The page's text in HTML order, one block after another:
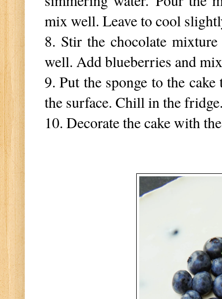
mix well. Leave to cool
8. Stir the chocolate
well. Add blueberries and
9. Put the sponge to the
the surface. Chill in the
10. Decorate the cake with